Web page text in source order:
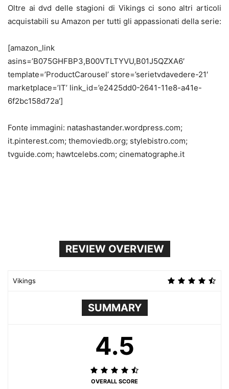
Oltre ai dvd delle stagioni di Vikings ci sono altri articoli
acquistabili su Amazon per tutti gli appassionati della serie:
[amazon_link
asins=’B075GHFBP3,B00VTLTYVU,B01J5QZXA6′
template=’ProductCarousel’ store=’serietvdavedere-21′
marketplace=’IT’ link_id=’e2425dd0-2641-11e8-a41e-
6f2bc158d72a’]
Fonte immagini: natashastander.wordpress.com;
it.pinterest.com; themoviedb.org; stylebistro.com;
tvguide.com; hawtcelebs.com; cinematographe.it
REVIEW OVERVIEW
Vikings
SUMMARY
4.5
OVERALL SCORE